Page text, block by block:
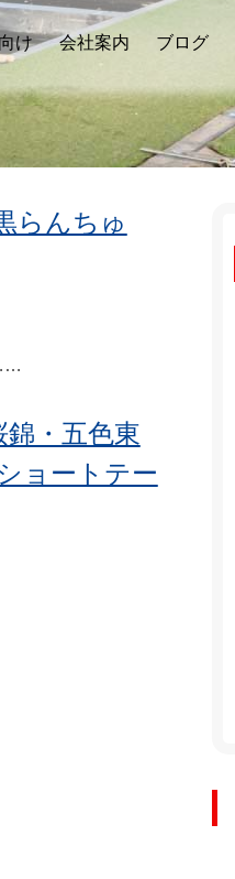
け 会社案内 ブログ
らんちゅ
・五色東
ョートテー